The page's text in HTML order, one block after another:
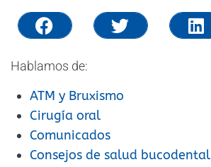
Hablamos de:
ATM y Bruxismo
Cirugía oral
Comunicados
Consejos de salud bucodental